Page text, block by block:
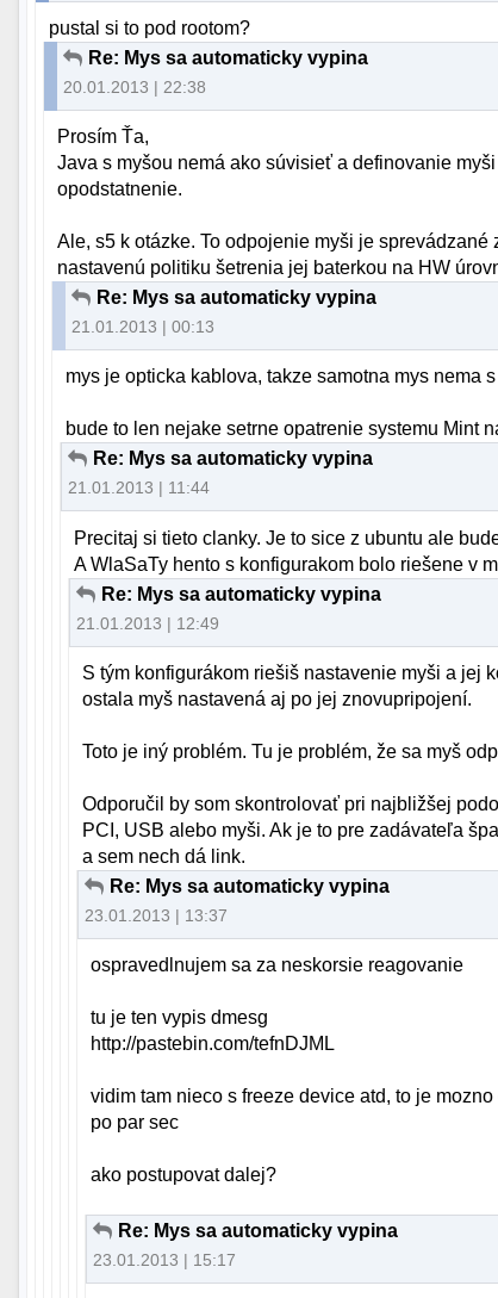
pustal si to pod rootom?
Re: Mys sa automaticky vypina
20.01.2013 | 22:38
Prosím Ťa,
Java s myšou nemá ako súvisieť a definovanie
opodstatnenie.
Ale, s5 k otázke. To odpojenie myši je
nastavenú politiku šetrenia jej baterkou na HW
Re: Mys sa automaticky vypina
21.01.2013 | 00:13
mys je opticka kablova, takze samotna mys nema
bude to len nejake setrne opatrenie systemu Mint
Re: Mys sa automaticky vypina
21.01.2013 | 11:44
Precitaj si tieto clanky. Je to sice z ubuntu ale
A WlaSaTy hento s konfigurakom bolo riešene v
Re: Mys sa automaticky vypina
21.01.2013 | 12:49
S tým konfigurákom riešiš nastavenie myši a jej
ostala myš nastavená aj po jej znovupripojení.
Toto je iný problém. Tu je problém, že sa myš
Odporučil by som skontrolovať pri najbližšej
PCI, USB alebo myši. Ak je to pre zadávateľa
a sem nech dá link.
Re: Mys sa automaticky vypina
23.01.2013 | 13:37
ospravedlnujem sa za neskorsie reagovanie
tu je ten vypis dmesg
http://pastebin.com/tefnDJML
vidim tam nieco s freeze device atd, to je
po par sec
ako postupovat dalej?
Re: Mys sa automaticky vypina
23.01.2013 | 15:17